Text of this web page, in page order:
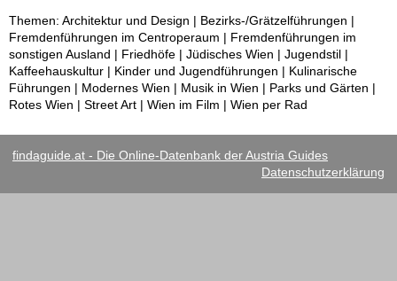
Themen: Architektur und Design | Bezirks-/Grätzelführungen |
Fremdenführungen im Centroperaum | Fremdenführungen im
sonstigen Ausland | Friedhöfe | Jüdisches Wien | Jugendstil |
Kaffeehauskultur | Kinder und Jugendführungen | Kulinarische
Führungen | Modernes Wien | Musik in Wien | Parks und Gärten |
Rotes Wien | Street Art | Wien im Film | Wien per Rad
findaguide.at - Die Online-Datenbank der Austria Guides
Datenschutzerklärung